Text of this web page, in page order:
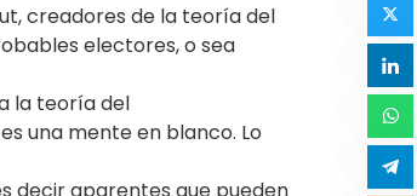
creadores de la teoría del
electores, o sea
la teoría del
una mente en blanco. Lo
decir aparentes que pueden